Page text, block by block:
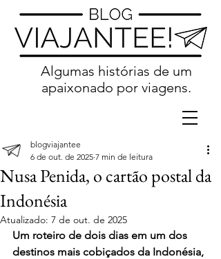
Algumas histórias de um
apaixonado por viagens.
Nusa Penida, o cartão postal da
Indonésia
blogviajantee
6 de out. de 2025 7 min de leitura
Atualizado: 7 de out. de 2025
Um roteiro de dois dias em um dos
destinos mais cobiçados da Indonésia,